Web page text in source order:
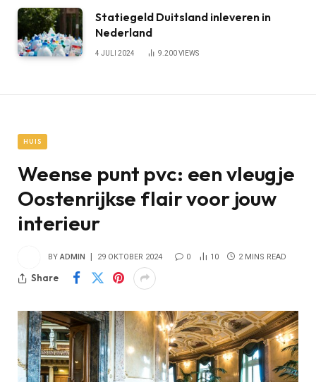
Statiegeld Duitsland inleveren in
Nederland
4 JULI 2024 9.200VIEWS
HUIS
Weense punt pvc: een vleugje
Oostenrijkse flair voor jouw
interieur
BY ADMIN 29 OKTOBER 2024 0 10 2 MINS READ
Share